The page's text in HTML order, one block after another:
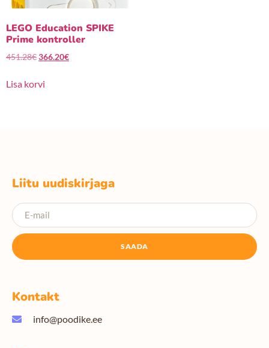
LEGO Education SPIKE
Prime kontroller
451.28€366.20€
Lisa korvi
Liitu uudiskirjaga
SAADA
Kontakt
info@poodike.ee